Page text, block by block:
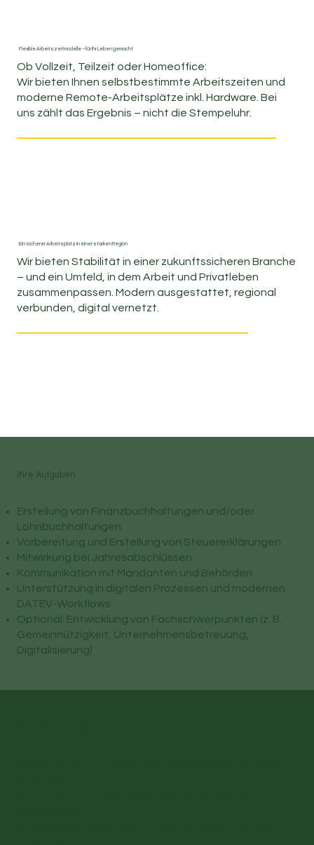
Ihre Aufgaben
Erstellung von Finanzbuchhaltungen und/oder
Lohnbuchhaltungen
Vorbereitung und Erstellung von Steuererklärungen
Mitwirkung bei Jahresabschlüssen
Kommunikation mit Mandanten und Behörden
Unterstützung in digitalen Prozessen und modernen
DATEV-Workflows
Optional: Entwicklung von Fachschwerpunkten (z. B.
Gemeinnützigkeit, Unternehmensbetreuung,
Digitalisierung)
Flexible Arbeitszeitmodelle – für Ihr Leben gemacht
Ob Vollzeit, Teilzeit oder Homeoffice:
Wir bieten Ihnen selbstbestimmte Arbeitszeiten und
moderne Remote-Arbeitsplätze inkl. Hardware. Bei
uns zählt das Ergebnis – nicht die Stempeluhr.
Ein sicherer Arbeitsplatz in einer starken Region
Wir bieten Stabilität in einer zukunftssicheren Branche
– und ein Umfeld, in dem Arbeit und Privatleben
zusammenpassen. Modern ausgestattet, regional
verbunden, digital vernetzt.